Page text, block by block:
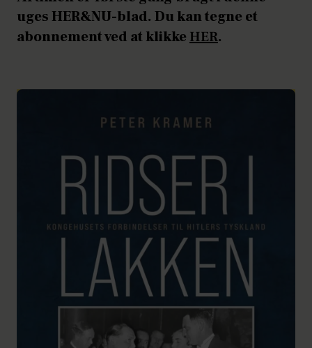
uges HER&NU-blad. Du kan tegne et
abonnement ved at klikke HER.